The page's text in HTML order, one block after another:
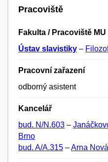
Pracoviště
Fakulta / Pracoviště MU
Ústav slavistiky –
Pracovní zařazení
odborný asistent
Kancelář
bud. N/N.603 –
Brno
bud. A/A.315 –Arna